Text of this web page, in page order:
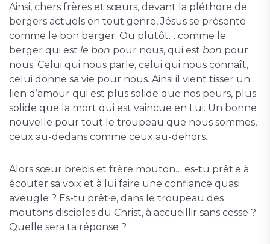
Ainsi, chers frères et sœurs, devant la pléthore de
bergers actuels en tout genre, Jésus se présente
comme le bon berger. Ou plutôt… comme le
berger qui est le bon pour nous, qui est bon pour
nous. Celui qui nous parle, celui qui nous connaît,
celui donne sa vie pour nous. Ainsi il vient tisser un
lien d’amour qui est plus solide que nos peurs, plus
solide que la mort qui est vaincue en Lui. Un bonne
nouvelle pour tout le troupeau que nous sommes,
ceux au-dedans comme ceux au-dehors.
Alors sœur brebis et frère mouton… es-tu prêt·e à
écouter sa voix et à lui faire une confiance quasi
aveugle ? Es-tu prêt·e, dans le troupeau des
moutons disciples du Christ, à accueillir sans cesse ?
Quelle sera ta réponse ?